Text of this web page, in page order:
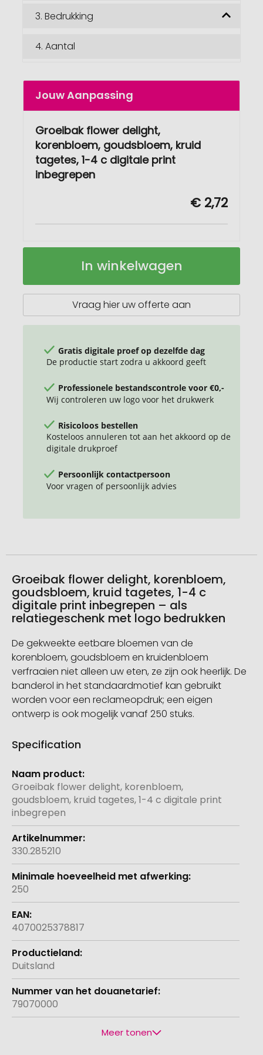
3. Bedrukking
4. Aantal
Jouw Aanpassing
Groeibak flower delight,
korenbloem, goudsbloem, kruid
tagetes, 1-4 c digitale print
inbegrepen
€ 2,72
Groeibak
bloemenplezier
Op
In winkelwagen
Vraag hier uw offerte aan
Gratis digitale proef op dezelfde dag
De productie start zodra u akkoord geeft
Professionele bestandscontrole voor €0,-
Wij controleren uw logo voor het drukwerk
Risicoloos bestellen
Kosteloos annuleren tot aan het akkoord op de
digitale drukproef
Persoonlijk contactpersoon
Voor vragen of persoonlijk advies
Groeibak flower delight, korenbloem,
goudsbloem, kruid tagetes, 1-4 c
digitale print inbegrepen – als
relatiegeschenk met logo bedrukken
De gekweekte eetbare bloemen van de
korenbloem, goudsbloem en kruidenbloem
verfraaien niet alleen uw eten, ze zijn ook heerlijk. De
banderol in het standaardmotief kan gebruikt
worden voor een reclameopdruk; een eigen
ontwerp is ook mogelijk vanaf 250 stuks.
Specification
Meer
informatie
Groeibak flower delight, korenbloem,
goudsbloem, kruid tagetes, 1-4 c digitale print
inbegrepen
330.285210
250
4070025378817
Duitsland
79070000
Meer tonen